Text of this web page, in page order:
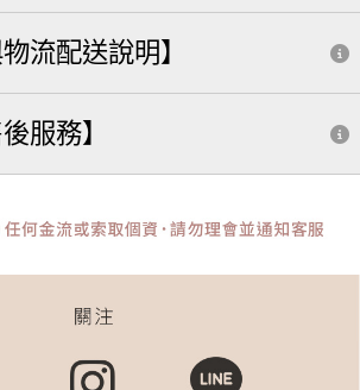
雙頭 562 粉樸 566 禮盒
588
組 585 粉撲
眉刷
鼻影 590
套 調色盤 旅行 541
眼影刷
絕對完美旅行組(含包)
外出收納
按摩
打亮刷 粉餅刷 577 549
流配送說明】
服務】